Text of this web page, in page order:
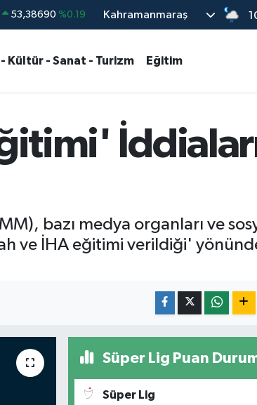
61,60380 %0.18 Kahramanmaraş
- Kültür - Sanat - Turizm Eğitim
bazı medya organları ve
ve İHA eğitimi verildiği'
Süper Lig Puan
Süper Lig